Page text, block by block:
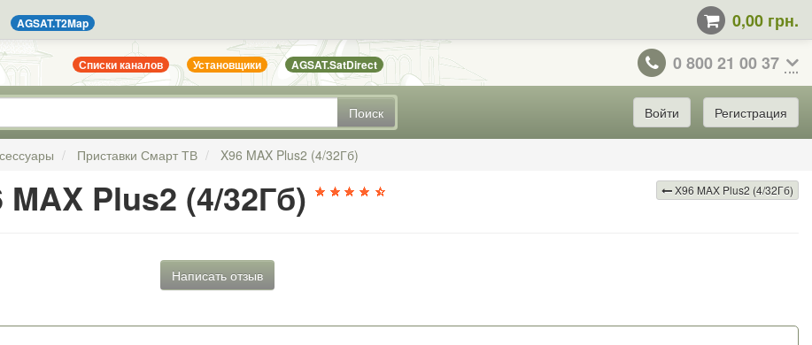
AGSAT.T2Map 0,00 грн.
Списки каналов Установщики AGSAT.SatDirect 0 800 21 00 37
Поиск Войти Регистрация
Приставки Смарт ТВ X96 MAX Plus2 (4/32Гб)
X96 MAX Plus2 (4/32Гб)
Plus2 (4/32Гб)
Написать отзыв